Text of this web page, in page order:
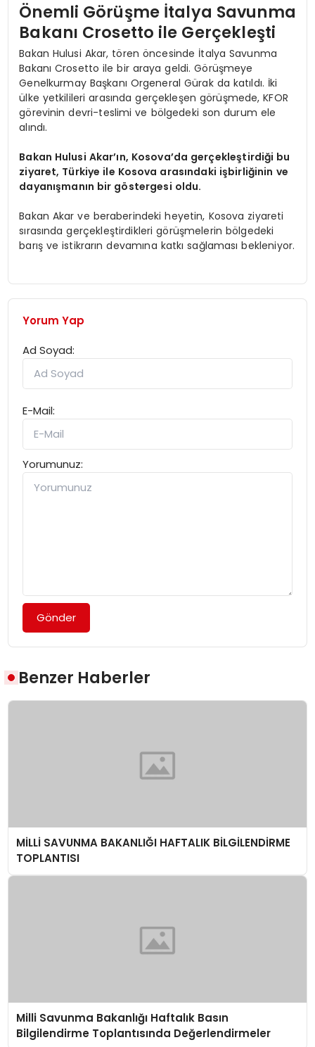
Önemli Görüşme İtalya Savunma
Bakanı Crosetto ile Gerçekleşti
Bakan Hulusi Akar, tören öncesinde İtalya Savunma
Bakanı Crosetto ile bir araya geldi. Görüşmeye
Genelkurmay Başkanı Orgeneral Gürak da katıldı. İki
ülke yetkilileri arasında gerçekleşen görüşmede, KFOR
görevinin devri-teslimi ve bölgedeki son durum ele
alındı.
Bakan Hulusi Akar’ın, Kosova’da gerçekleştirdiği bu
ziyaret, Türkiye ile Kosova arasındaki işbirliğinin ve
dayanışmanın bir göstergesi oldu.
Bakan Akar ve beraberindeki heyetin, Kosova ziyareti
sırasında gerçekleştirdikleri görüşmelerin bölgedeki
barış ve istikrarın devamına katkı sağlaması bekleniyor.
Yorum Yap
Ad Soyad:
E-Mail:
Yorumunuz:
Gönder
Benzer Haberler
MİLLİ SAVUNMA BAKANLIĞI HAFTALIK BİLGİLENDİRME
TOPLANTISI
Milli Savunma Bakanlığı Haftalık Basın
Bilgilendirme Toplantısında Değerlendirmeler